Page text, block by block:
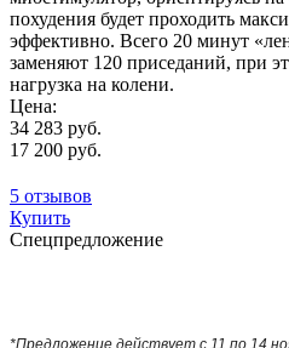
похудения будет проходить
эффективно. Всего 20 минут
заменяют 120 приседаний, при
нагрузка на колени.
Цена:
34 283 руб.
17 200 руб.
5 отзывов
Купить
Спецпредложение
*Предложение действует с 11 по 14